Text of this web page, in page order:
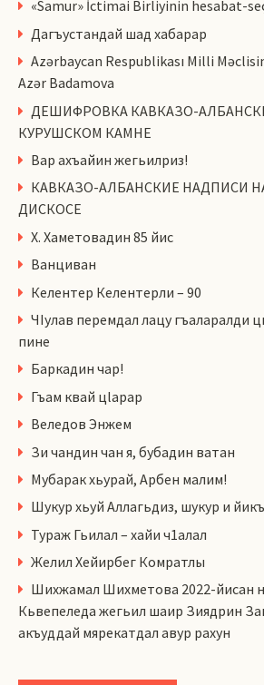
«Samur» İctimai Birliyinin hesabat-
Дагъустандай шад хабарар
Azərbaycan Respublikası Milli
Azər Badamova
ДЕШИФРОВКА КАВКАЗО-
КУРУШСКОМ КАМНЕ
Вар ахъайин жегьилриз!
КАВКАЗО-АЛБАНСКИЕ НАДПИСИ
ДИСКОСЕ
Х. Хаметовадин 85 йис
Ванциван
Келентер Келентерли – 90
ЧIулав перемдал лацу гъаларалди
пине
Баркадин чар!
Гъам квай цlарар
Веледов Энжем
Зи чандин чан я, бубадин ватан
Мубарак хьурай, Арбен малим!
Шукур хьуй Аллагьдиз, шукур и
Тураж Гьилал – хайи ч1алал
Желил Хейирбег Комратлы
Шихжамал Шихметова 2022-йисан
Кьвепеледа жегьил шаир Зиядрин
акъуддай мярекатдал авур рахун